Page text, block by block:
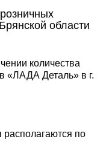
области
количества
«ЛАДА Деталь» в г.
по